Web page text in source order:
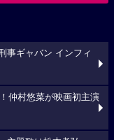
事ギャバン インフィ
仲村悠菜が映画初主演